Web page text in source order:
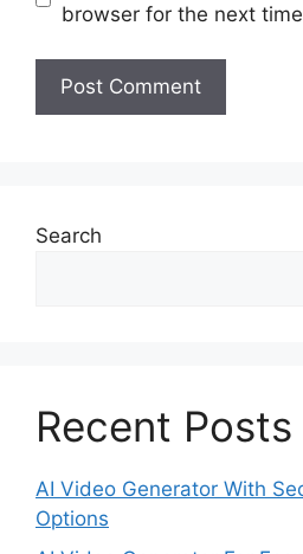
browser for the next
Search
Recent Posts
AI Video Generator With
Options